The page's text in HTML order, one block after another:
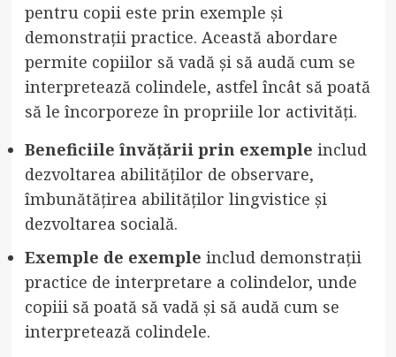
pentru copii este prin exemple și
demonstrații practice. Această abordare
permite copiilor să vadă și să audă cum se
interpretează colindele, astfel încât să poată
să le încorporeze în propriile lor activități.
Beneficiile învățării prin exemple includ
dezvoltarea abilităților de observare,
îmbunătățirea abilităților lingvistice și
dezvoltarea socială.
Exemple de exemple includ demonstrații
practice de interpretare a colindelor, unde
copiii să poată să vadă și să audă cum se
interpretează colindele.